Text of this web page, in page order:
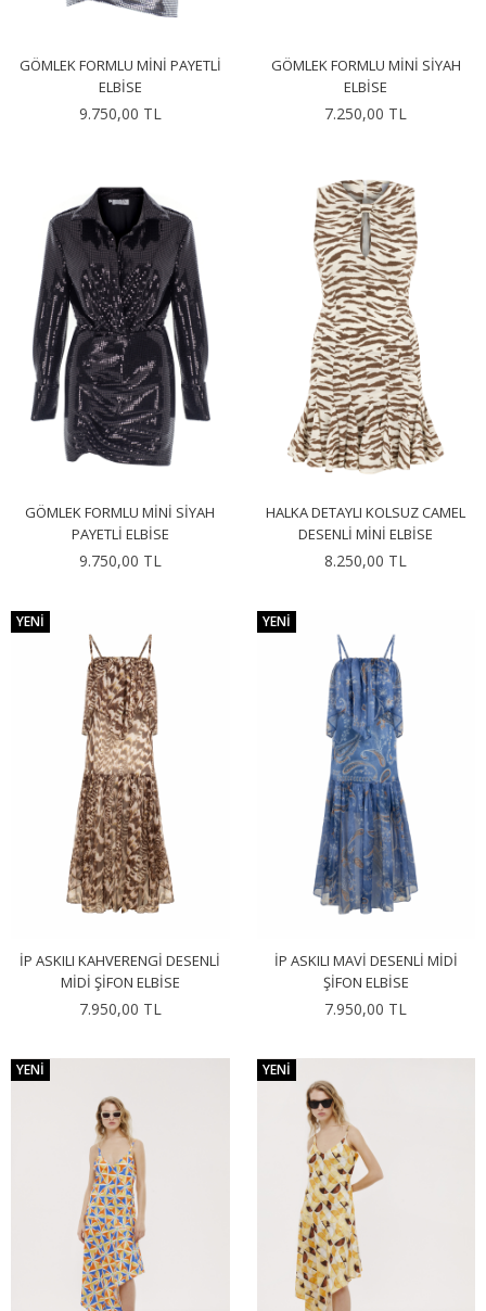
GÖMLEK FORMLU MINI PAYETLI
ELBISE
9.750,00 TL
GÖMLEK FORMLU MINI SIYAH
ELBISE
7.250,00 TL
GÖMLEK FORMLU MINI SIYAH
PAYETLI ELBISE
9.750,00 TL
HALKA DETAYLI KOLSUZ CAMEL
DESENLI MINI ELBISE
8.250,00 TL
İP ASKILI KAHVERENGI DESENLI
MIDI ŞIFON ELBISE
7.950,00 TL
YENI
İP ASKILI MAVI DESENLI MIDI
ŞIFON ELBISE
7.950,00 TL
YENI
YENI YENI